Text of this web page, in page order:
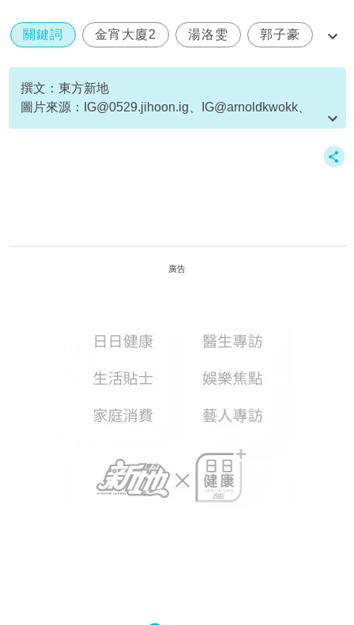
關鍵詞 金宵大廈2 湯洛雯 郭子豪
黎倩儀
撰文：東方新地
圖片來源：
IG@0529.jihoon.ig 、IG@arnoldkwokk、
IG@kungkaty、《金宵大廈2》劇照、YouTube@myTV
廣告